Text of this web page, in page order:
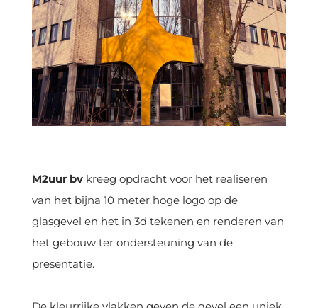
M2uur bvkreeg opdracht voor het realiseren
van het bijna 10 meter hoge logo op de
glasgevel en het in 3d tekenen en renderen van
het gebouw ter ondersteuning van de
presentatie.